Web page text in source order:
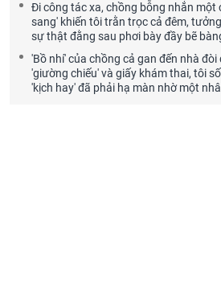
Đi công tác xa, chồng bỗng nhắn một
sang' khiến tôi trằn trọc cả đêm,
sự thật đằng sau phơi bày đầy bẽ
'Bồ nhí' của chồng cả gan đến nhà
'giường chiếu' và giấy khám thai, tôi
'kịch hay' đã phải hạ màn nhờ một